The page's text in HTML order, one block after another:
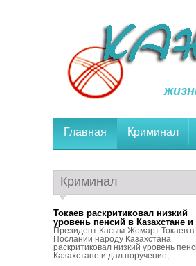
Главная Криминал
Криминал
Токаев раскритиковал низкий
уровень пенсий в Казахстане и
Президент Касым-Жомарт Токаев в
Послании народу Казахстана
раскритиковал низкий уровень
Казахстане и дал поручение, ...